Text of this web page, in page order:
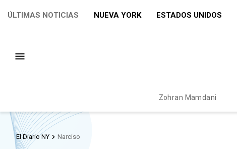
ÚLTIMAS NOTICIAS NUEVA YORK ESTADOS UNIDOS
Zohran Mamdani
El Diario NY Narciso